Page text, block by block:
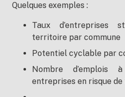
Quelques exemples :
Taux d’entreprises
territoire par commune
Potentiel cyclable par
Nombre d’emplois
entreprises en risque